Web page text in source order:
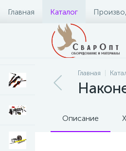
Главная Каталог
Главная
Описание